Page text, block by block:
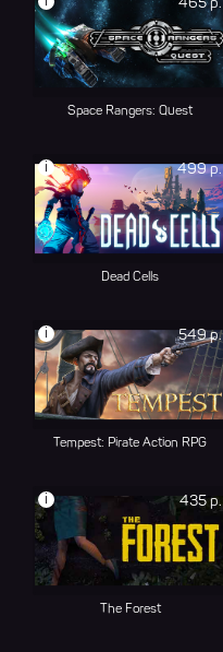
Space Rangers: Quest
499 р.
i
Dead Cells
549 р.
i
Tempest: Pirate Action RPG
435 р.
i
The Forest